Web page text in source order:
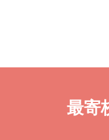
最寄